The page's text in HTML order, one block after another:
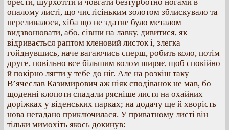
опалому листі, що чистісіньким золотом зблискувало та
переливалося, хіба що не здатне було металом
видзвонювати, або, сівши на лавку, дивитися, як
відривається раптом кленовий листок і, злегка
гойднувшись, наче вагаючись сперш, робить коло, потім
друге, повільно все більшим колом ширяє, щоб спокійно
й покірно лягти у тебе до ніг. Але на розкіш таку
В’ячеслав Казимирович аж ніяк сподіванок не мав, бо
щоденні клопоти спадали рясніше листя на охайних
доріжках у віденських парках; на додачу ще й хворість
нова негадано приключилася. У приватному листі він
тільки мимохіть якось докинув: